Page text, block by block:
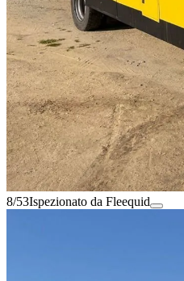
8/53Ispezionato da Fleequid